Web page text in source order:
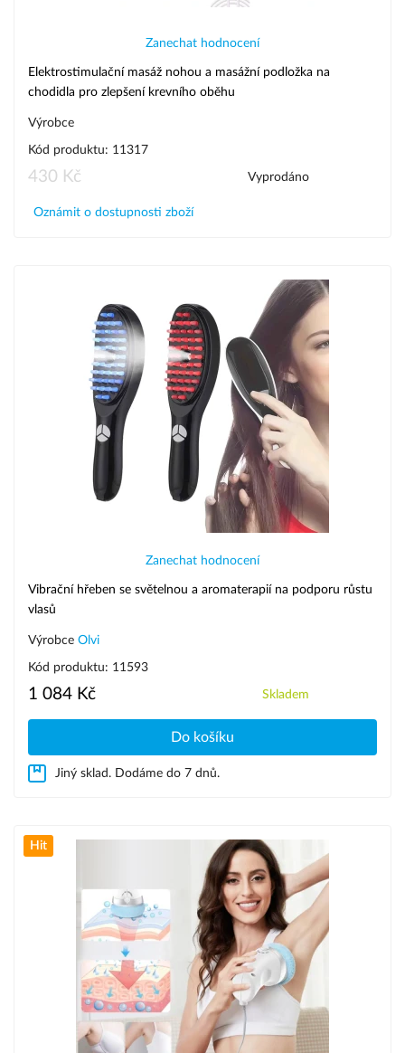
Zanechat hodnocení
Elektrostimulační masáž nohou a masážní podložka na
chodidla pro zlepšení krevního oběhu
Výrobce
Kód produktu: 11317
430 Kč Vyprodáno
Oznámit o dostupnosti zboží
Zanechat hodnocení
Vibrační hřeben se světelnou a aromaterapií na podporu růstu
vlasů
Výrobce Olvi
Kód produktu: 11593
1 084 Kč Skladem
Do košíku
Jiný sklad. Dodáme do 7 dnů.
Hit